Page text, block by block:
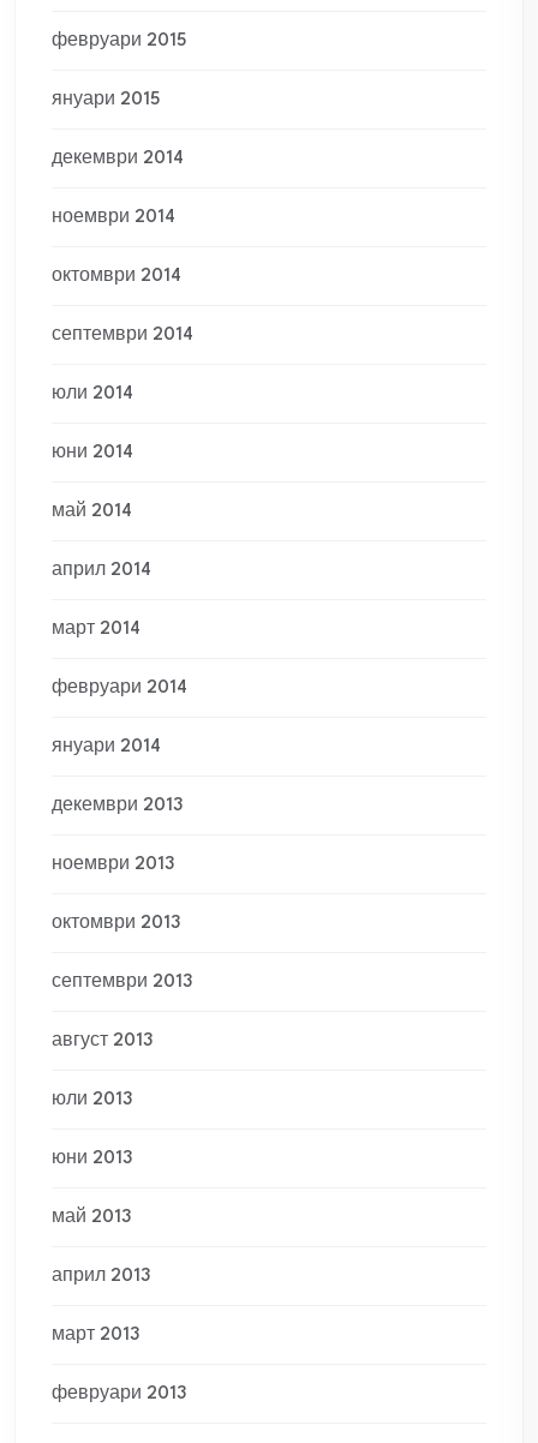
февруари 2015
януари 2015
декември 2014
ноември 2014
октомври 2014
септември 2014
юли 2014
юни 2014
май 2014
април 2014
март 2014
февруари 2014
януари 2014
декември 2013
ноември 2013
октомври 2013
септември 2013
август 2013
юли 2013
юни 2013
май 2013
април 2013
март 2013
февруари 2013